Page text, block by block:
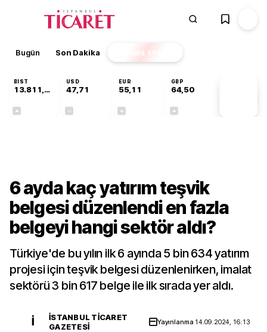
Bugün Son Dakika Finans EKSTRA
BIST
13.811,60
USD
47,71
EUR
55,11
GBP
64,50
6 ayda kaç yatırım teşvik
belgesi düzenlendi en fazla
belgeyi hangi sektör aldı?
Türkiye'de bu yılın ilk 6 ayında 5 bin 634 yatırım
projesi için teşvik belgesi düzenlenirken, imalat
sektörü 3 bin 617 belge ile ilk sırada yer aldı.
İ
İSTANBUL TICARET
GAZETESI
Yayınlanma 14.09.2024, 16:13